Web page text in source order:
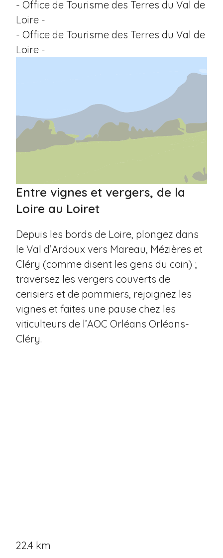
- Office de Tourisme des Terres du Val de
Loire -
- Office de Tourisme des Terres du Val de
Loire -
Entre vignes et vergers, de la
Loire au Loiret
Depuis les bords de Loire, plongez dans
le Val d’Ardoux vers Mareau, Mézières et
Cléry (comme disent les gens du coin) ;
traversez les vergers couverts de
cerisiers et de pommiers, rejoignez les
vignes et faites une pause chez les
viticulteurs de l’AOC Orléans Orléans-
Cléry.
22.4 km